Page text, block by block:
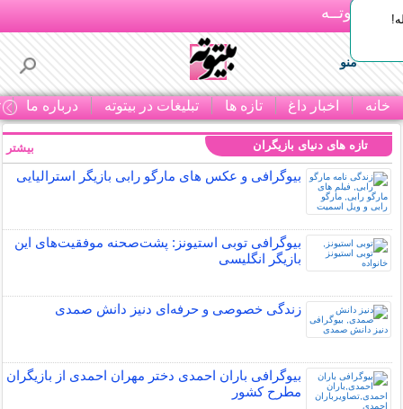
بـیتوتــه
منو
خانه اخبار داغ تازه ها تبلیغات در بیتوته درباره ما
تازه های دنیای بازیگران
بیوگرافی و عکس های مارگو رابی بازیگر استرالیایی
بیوگرافی توبی استیونز: پشت‌صحنه موفقیت‌های این
بازیگر انگلیسی
زندگی خصوصی و حرفه‌ای دنیز دانش صمدی
بیوگرافی باران احمدی دختر مهران احمدی از بازیگران
مطرح کشور
بیشتر